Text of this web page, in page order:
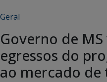
Geral
Governo de
egressos do
ao mercado de